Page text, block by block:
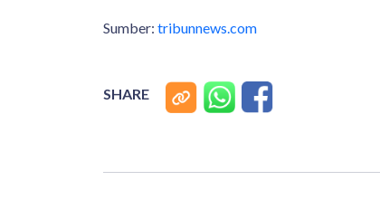
Sumber: tribunnews.com
SHARE